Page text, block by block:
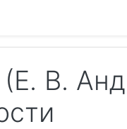
В.